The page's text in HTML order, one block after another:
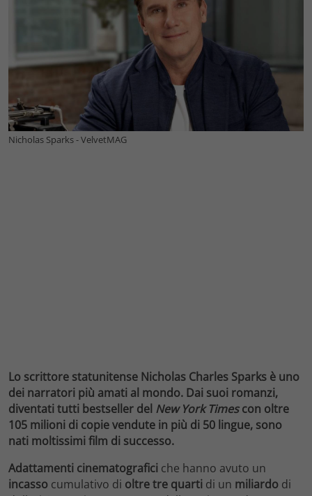
Nicholas Sparks - VelvetMAG
Lo scrittore statunitense Nicholas Charles Sparks è uno
dei narratori più amati al mondo. Dai suoi romanzi,
diventati tutti bestseller del New York Timescon oltre
105 milioni di copie vendute in più di 50 lingue, sono
nati moltissimi film di successo.
Adattamenti cinematografici che hanno avuto un
incasso cumulativo di oltretre quarti di un miliardo di